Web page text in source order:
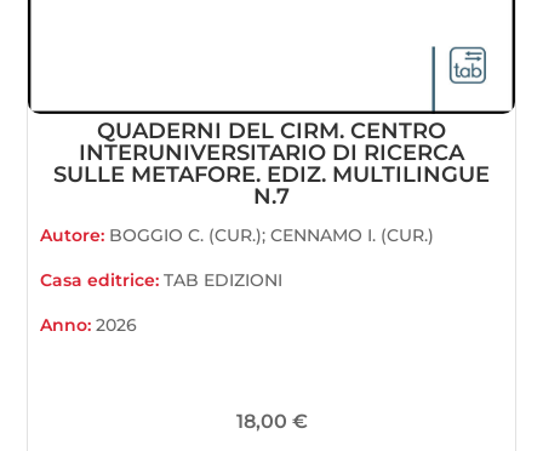
QUADERNI DEL CIRM. CENTRO
INTERUNIVERSITARIO DI RICERCA
SULLE METAFORE. EDIZ. MULTILINGUE
N.7
Autore: BOGGIO C. (CUR.); CENNAMO I. (CUR.)
Casa editrice:TAB EDIZIONI
Anno:2026
18,00 €